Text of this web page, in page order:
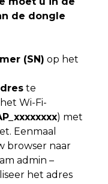
de dongle
(SN) op het
te
Wi-Fi-
) met
Eenmaal
browser naar
admin –
het adres